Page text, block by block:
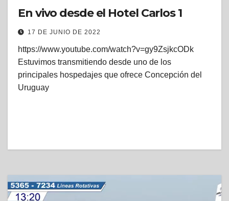
En vivo desde el Hotel Carlos 1
17 DE JUNIO DE 2022
https://www.youtube.com/watch?v=gy9ZsjkcODk
Estuvimos transmitiendo desde uno de los
principales hospedajes que ofrece Concepción del
Uruguay